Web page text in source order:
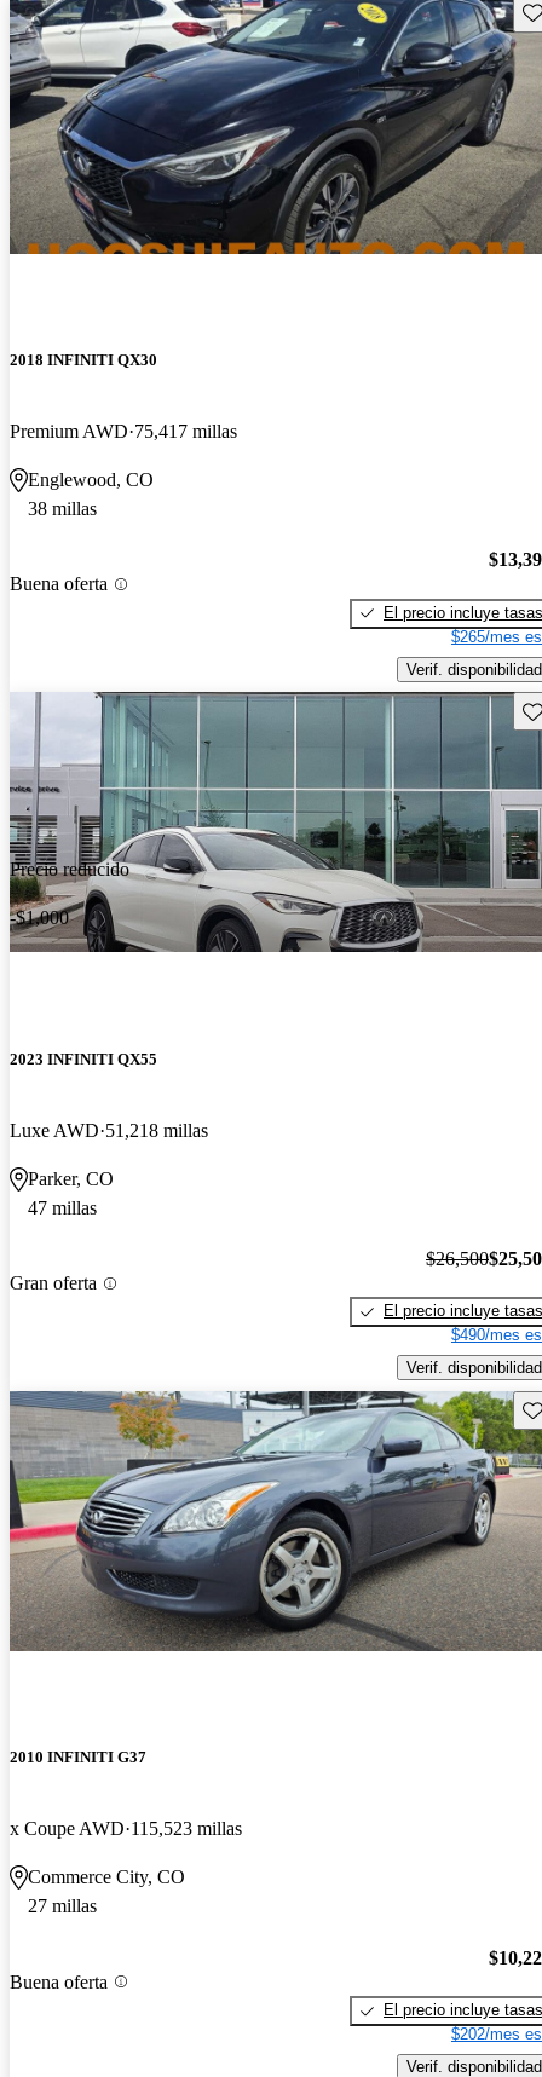
2018 INFINITI QX30
Premium AWD 75,417 millas
Englewood, CO
38 millas
Buena oferta
El precio incluye tasas
$265/mes
Verif. disponibilidad
Precio reducido
-$1,000
2023 INFINITI QX55
Luxe AWD 51,218 millas
Parker, CO
47 millas
Gran oferta
$26,500
El precio incluye tasas
$490/mes
Verif. disponibilidad
2010 INFINITI G37
x Coupe AWD 115,523 millas
Commerce City, CO
27 millas
Buena oferta
El precio incluye tasas
$202/mes
Verif. disponibilidad